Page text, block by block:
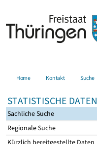
Home Kontakt Suche
STATISTISCHE DATEN
Sachliche Suche
Regionale Suche